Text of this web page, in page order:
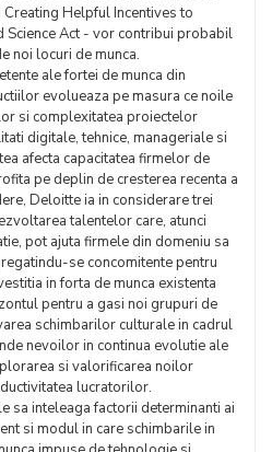
Helpful Incentives to
Science Act - vor contribui probabil
noi locuri de munca.
ale fortei de munca din
evolueaza pe masura ce noile
si complexitatea proiectelor
digitale, tehnice, manageriale si
afecta capacitatea firmelor de
pe deplin de cresterea recenta a
Deloitte ia in considerare trei
talentelor care, atunci
pot ajuta firmele din domeniu sa
se concomitente pentru
in forta de munca existenta
pentru a gasi noi grupuri de
schimbarilor culturale in cadrul
nevoilor in continua evolutie ale
si valorificarea noilor
lucratorilor.
sa inteleaga factorii determinanti ai
si modul in care schimbarile in